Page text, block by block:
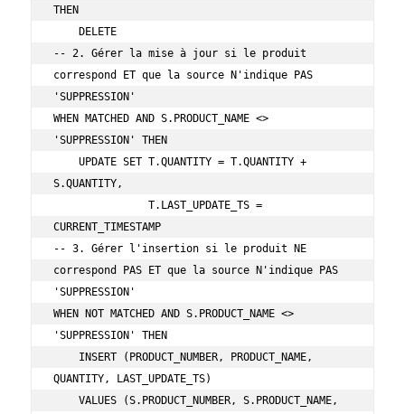
THEN
-- 2. Gérer la mise à jour si le produit
correspond ET que la source N'indique PAS
'SUPPRESSION'
WHEN MATCHED AND S.PRODUCT_NAME <>
'SUPPRESSION' THEN
S.QUANTITY,
CURRENT_TIMESTAMP
-- 3. Gérer l'insertion si le produit NE
correspond PAS ET que la source N'indique PAS
'SUPPRESSION'
WHEN NOT MATCHED AND S.PRODUCT_NAME <>
'SUPPRESSION' THEN
QUANTITY, LAST_UPDATE_TS)